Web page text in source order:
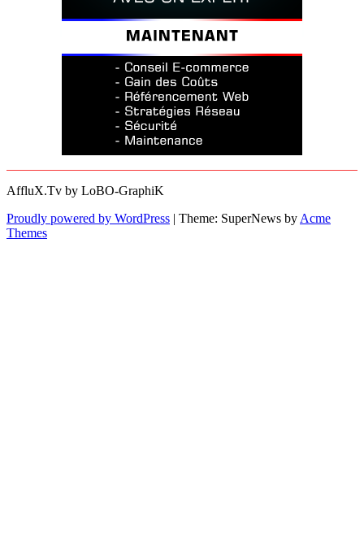
AffluX.Tv by LoBO-GraphiK
Proudly powered by WordPress | Theme: SuperNews by Acme
Themes